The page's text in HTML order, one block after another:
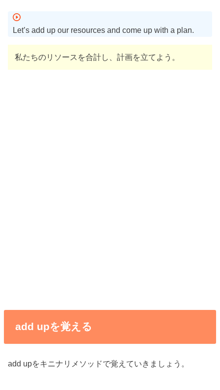
Let’s add up our resources and come up with a plan.
私たちのリソースを合計し、計画を立てよう。
add upを覚える
add upをキニナリメソッドで覚えていきましょう。